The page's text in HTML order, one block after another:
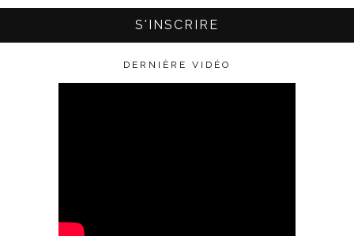
DERNIÈRE VIDÉO